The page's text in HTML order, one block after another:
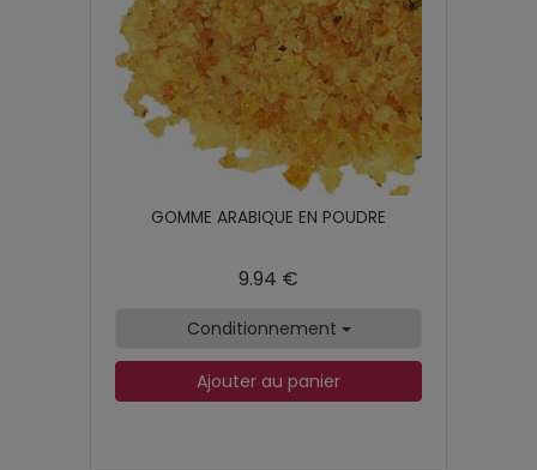
GOMME ARABIQUE EN POUDRE
9.94 €
Conditionnement
Ajouter au panier